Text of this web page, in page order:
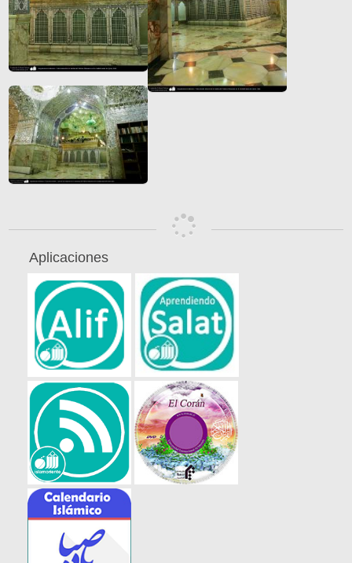
Aplicaciones